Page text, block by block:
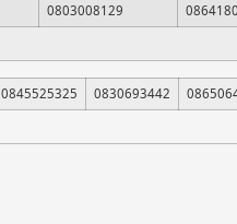
0803008129
0845525325 0830693442